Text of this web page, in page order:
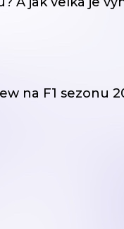
na F1 sezonu